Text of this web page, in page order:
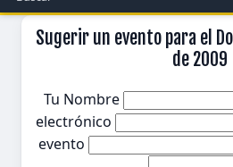
Sugerir un evento para el
de 2009
Tu Nombre
electrónico
evento